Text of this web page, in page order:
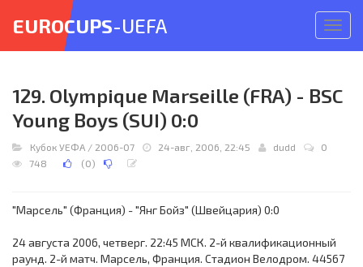
меню
EUROCUPS-UEFA
129. Olympique Marseille (FRA) - BSC
Young Boys (SUI) 0:0
Кубок УЕФА / 2006-07 24-авг, 2006, 22:45 dudd
0
748
(0)
"Марсель" (Франция) - "Янг Бойз" (Швейцария) 0:0
24 августа 2006, четверг. 22:45 МСК. 2-й квалификационный
раунд. 2-й матч. Марсель, Франция. Стадион Велодром. 44567